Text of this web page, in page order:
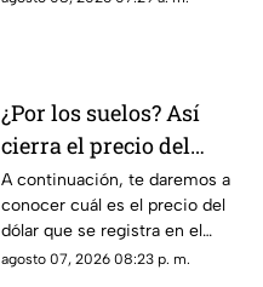
¿Por los suelos? Así
cierra el precio del
dólar en Yucatán HOY
viernes 7 de agosto de
2026
A continuación, te daremos a
conocer cuál es el precio del
dólar que se registra en el
estado de Yucatán al cierre de
agosto 07, 2026 08:23 p. m.